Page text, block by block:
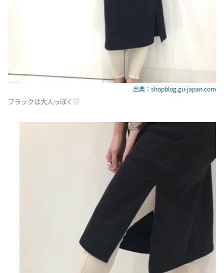
出典：shopblog.gu-japan.com
ブラックは大人っぽく♡